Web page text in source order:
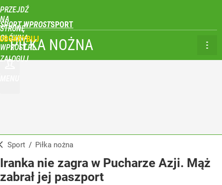
PRZEJDŹ
NA
STRONĘ
GŁÓWNĄ
WPROST.PL
SPORT WPROST
ZALOGUJ
PIŁKA NOŻNA
Sport / Piłka nożna
Iranka nie zagra w Pucharze Azji. Mąż
zabrał jej paszport